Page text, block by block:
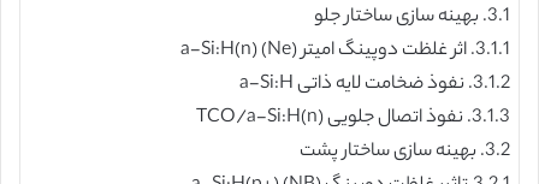
3.1. بهینه سازی ساختار جلو
3.1.1. اثر غلظت دوپینگ امیتر (Ne) a-Si:H(n)
3.1.2. نفوذ ضخامت لایه ذاتی a-Si:H
3.1.3. نفوذ اتصال جلویی TCO/a-Si:H(n)
3.2. بهینه سازی ساختار پشت